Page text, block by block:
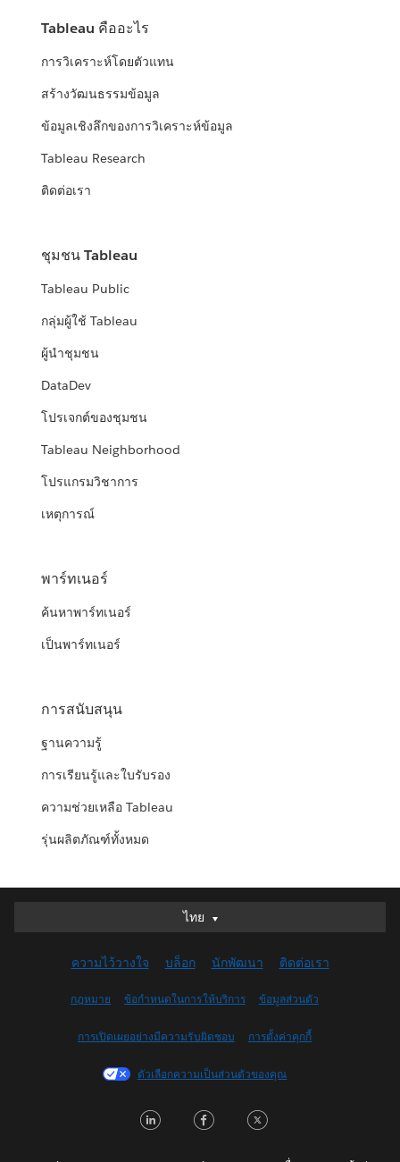
Tableau คืออะไร
การวิเคราะห์โดยตัวแทน
สร้างวัฒนธรรมข้อมูล
ข้อมูลเชิงลึกของการวิเคราะห์ข้อมูล
Tableau Research
ติดต่อเรา
ชุมชน Tableau
Tableau Public
กลุ่มผู้ใช้ Tableau
ผู้นำชุมชน
DataDev
โปรเจกต์ของชุมชน
Tableau Neighborhood
โปรแกรมวิชาการ
เหตุการณ์
พาร์ทเนอร์
ค้นหาพาร์ทเนอร์
เป็นพาร์ทเนอร์
การสนับสนุน
ฐานความรู้
การเรียนรู้และใบรับรอง
ความช่วยเหลือ Tableau
รุ่นผลิตภัณฑ์ทั้งหมด
ไทย
ไทย
English (UK)
English (US)
Français (Canada)
Français (France)
日本語
ความไว้วางใจ บล็อก นักพัฒนา ติดต่อเรา
กฎหมาย ข้อกำหนดในการให้บริการ ข้อมูลส่วนตัว
การเปิดเผยอย่างมีความรับผิดชอบ การตั้งค่าคุกกี้
ตัวเลือกความเป็นส่วนตัวของคุณ